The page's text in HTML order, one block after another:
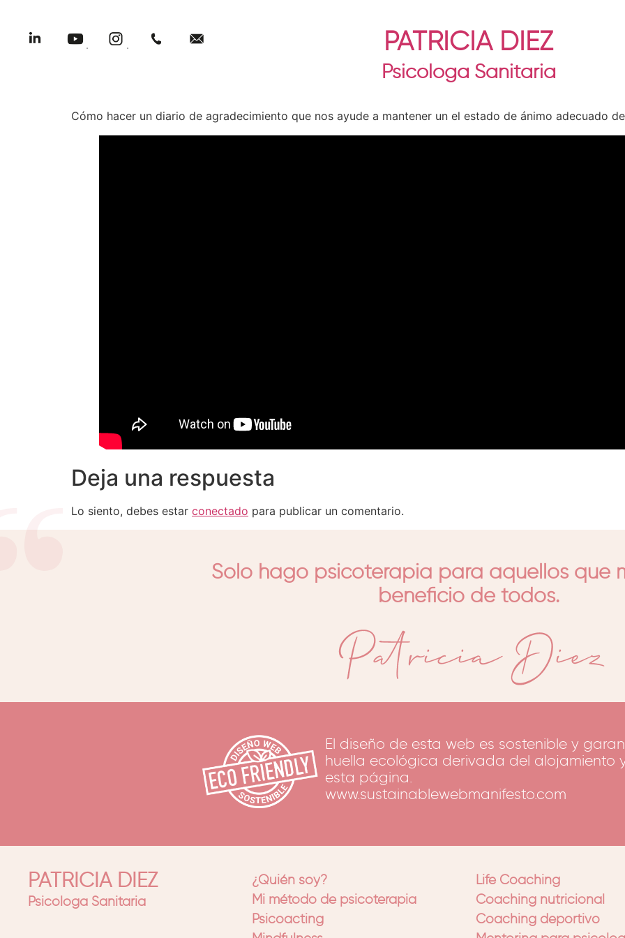
. . PATRICIA DIEZ
Psicóloga Sanitaria
Cómo hacer un diario de agradecimiento que nos ayude a mantener un el estado de ánimo adecuado
Deja una respuesta
Lo siento, debes estar conectado para publicar un comentario.
Solo hago psicoterapia para aquellos que
beneficio de todos.
El diseño de esta web es sostenible y
huella ecológica derivada del alojamiento
esta página.
www.sustainablewebmanifesto.com
PATRICIA DIEZ
Psicóloga Sanitaria
¿Quién soy?
Mi método de psicoterapia
Psicoacting
Life Coaching
Coaching nutricional
Coaching deportivo